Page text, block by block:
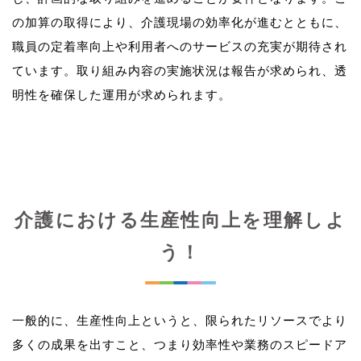
の加算の取得により、介護現場の効率化が進むとともに、
職員の定着率向上や利用者へのサービスの充実が期待され
ています。取り組み内容の実施状況は報告が求められ、透
介護における生産性向上を理解しよ
う！
一般的に、生産性向上というと、限られたリソースでより
多くの成果を出すこと、つまり効率性や業務のスピードア